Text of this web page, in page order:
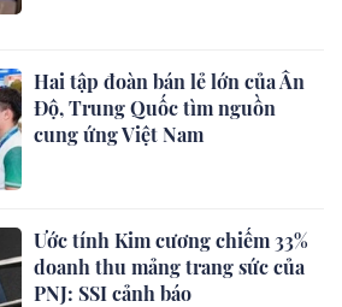
Hai tập đoàn bán lẻ lớn của Ấn
Độ, Trung Quốc tìm nguồn
cung ứng Việt Nam
Ước tính Kim cương chiếm 33%
doanh thu mảng trang sức của
PNJ: SSI cảnh báo